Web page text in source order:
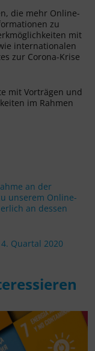
die mehr Online-
zu
mit
internationalen
zur Corona-Krise
mit Vorträgen und
im Rahmen
an der
unserem Online-
an dessen
Quartal 2020